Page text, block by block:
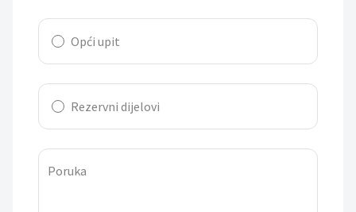
Opći upit
Rezervni dijelovi
Poruka